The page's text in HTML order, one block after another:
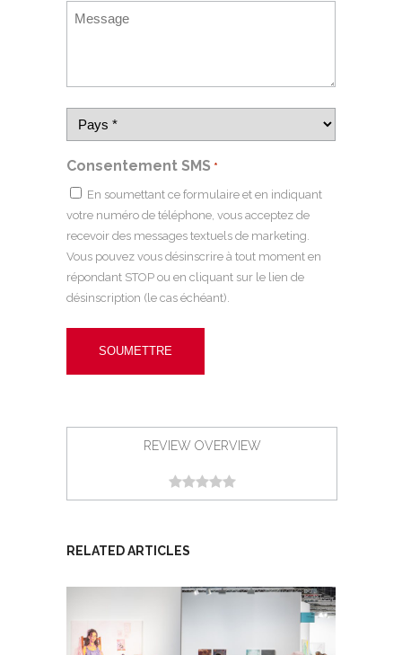
Consentement SMS *
En soumettant ce formulaire et en indiquant
votre numéro de téléphone, vous acceptez de
recevoir des messages textuels de marketing.
Vous pouvez vous désinscrire à tout moment en
répondant STOP ou en cliquant sur le lien de
désinscription (le cas échéant).
REVIEW OVERVIEW
RELATED ARTICLES